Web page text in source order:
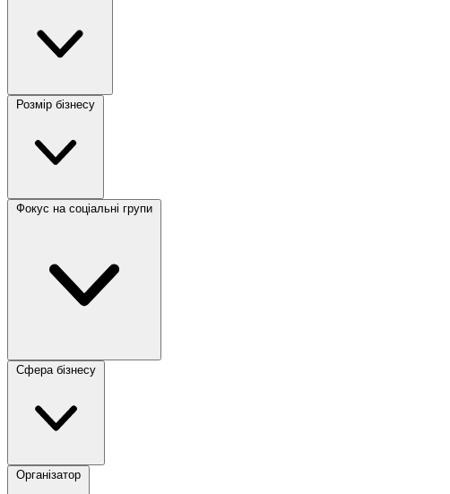
Розмір бізнесу
Фокус на соціальні групи
Сфера бізнесу
Організатор